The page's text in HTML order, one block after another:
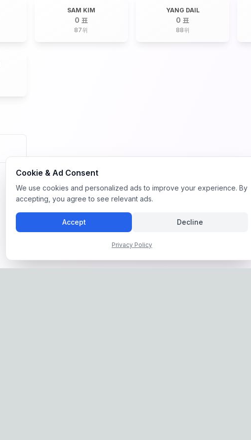
SAM KIM
0 표
87위
YANG DAIL
0 표
88위
Cookie & Ad Consent
We use cookies and personalized ads to improve your experience. By
accepting, you agree to see relevant ads.
Accept Decline
Privacy Policy